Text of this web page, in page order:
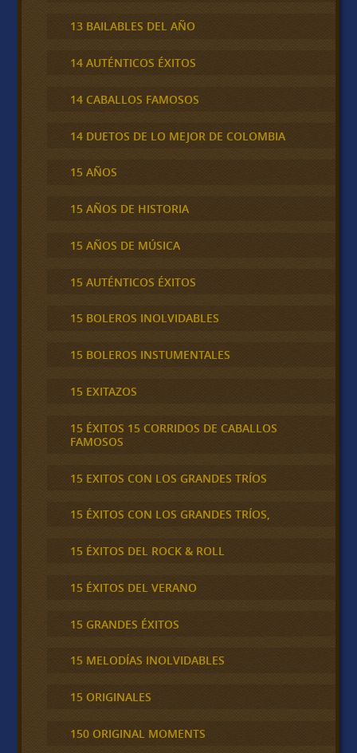
13 BAILABLES DEL AÑO
14 AUTÉNTICOS ÉXITOS
14 CABALLOS FAMOSOS
14 DUETOS DE LO MEJOR DE COLOMBIA
15 AÑOS
15 AÑOS DE HISTORIA
15 AÑOS DE MÚSICA
15 AUTÉNTICOS ÉXITOS
15 BOLEROS INOLVIDABLES
15 BOLEROS INSTUMENTALES
15 EXITAZOS
15 ÉXITOS 15 CORRIDOS DE CABALLOS
FAMOSOS
15 EXITOS CON LOS GRANDES TRÍOS
15 ÉXITOS CON LOS GRANDES TRÍOS,
15 ÉXITOS DEL ROCK & ROLL
15 ÉXITOS DEL VERANO
15 GRANDES ÉXITOS
15 MELODÍAS INOLVIDABLES
15 ORIGINALES
150 ORIGINAL MOMENTS